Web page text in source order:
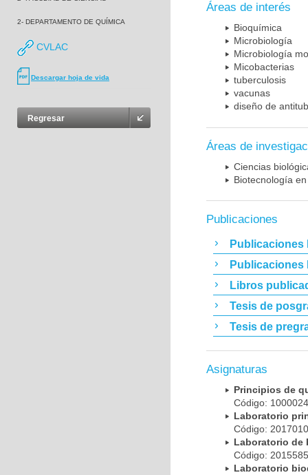
2- DEPARTAMENTO DE QUÍMICA
CVLAC
Descargar hoja de vida
Regresar
Áreas de interés
Bioquímica
Microbiología
Microbiología
Micobacterias
tuberculosis
vacunas
diseño de
Áreas de
Ciencias
Biotecnología
Publicaciones
Publicaciones
Publicaciones
Libros
Tesis de
Tesis de
Asignaturas
Principios de
Código:
Laboratorio
Código:
Laboratorio de
Código:
Laboratorio